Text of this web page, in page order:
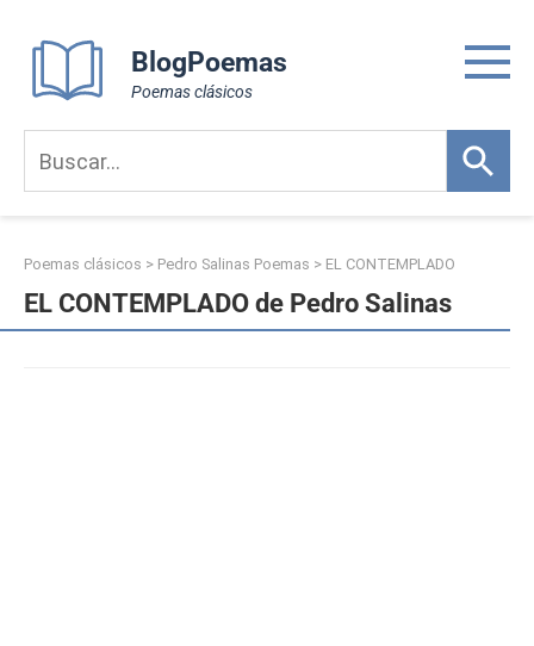
content
BlogPoemas
Poemas clásicos
Poemas clásicos > Pedro Salinas Poemas > EL CONTEMPLADO
EL CONTEMPLADO de Pedro Salinas